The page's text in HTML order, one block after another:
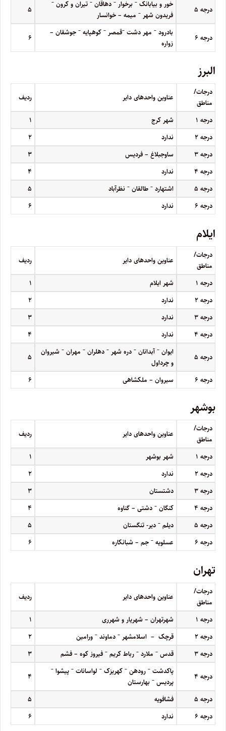
درجه ۵
خور و بیابانک– برخوار– دهاقان– تیران و کرون–
فریدون شهر– میمه – خوانسار
۵
درجه ۶
بادرود– مهر دشت–قمصر– کوهپایه– جوشقان –
زواره
۶
البرز
درجات/
مناطق
عناوین واحدهای دایر ردیف
درجه ۱ شهر کرج
۱
درجه۲ ندارد
۲
درجه۳ ساوجبلاغ – فردیس
۳
درجه ۴ ندارد
۴
درجه ۵ اشتهارد– طالقان– نظرآباد
۵
درجه ۶ ندارد ۶
ایلام
درجات/
مناطق
عناوین واحدهای دایر ردیف
درجه ۱ شهر ایلام
۱
درجه۲ ندارد
۲
درجه۳ ندارد
۳
درجه ۴ ندارد ۴
درجه ۵
ایوان– آبدانان– دره شهر– دهلران– مهران– شیروان
و چرداول
۵
درجه ۶ سیروان – ملکشاهی ۶
بوشهر
درجات/
مناطق
عناوین واحدهای دایر ردیف
درجه ۱ شهر بوشهر
۱
درجه۲ ندارد
۲
درجه۳ دشتستان
۳
درجه ۴ کنگان– دشتی – گناوه
۴
درجه ۵ دیلم– دیر- تنگستان
۵
درجه ۶ عسلویه– جم – شبانکاره ۶
تهران
درجات/
مناطق
عناوین واحدهای دایر ردیف
درجه ۱ شهرتهران – شهریار و شهرری
۱
درجه۲ قرچک – اسلامشهر– دماوند– ورامین
۲
درجه۳ قدس– ملارد– رباط کریم– فیروز کوه – فشم ۳
درجه ۴
پاکدشت– رودهن– کهریزک– لواسانات– پیشوا–
پردیس– بهارستان
۴
درجه ۵ فشافویه
۵
درجه ۶ ندارد ۶